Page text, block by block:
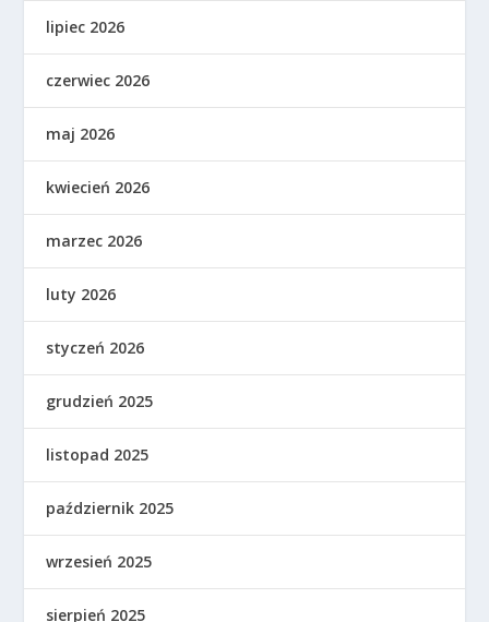
lipiec 2026
czerwiec 2026
maj 2026
kwiecień 2026
marzec 2026
luty 2026
styczeń 2026
grudzień 2025
listopad 2025
październik 2025
wrzesień 2025
sierpień 2025